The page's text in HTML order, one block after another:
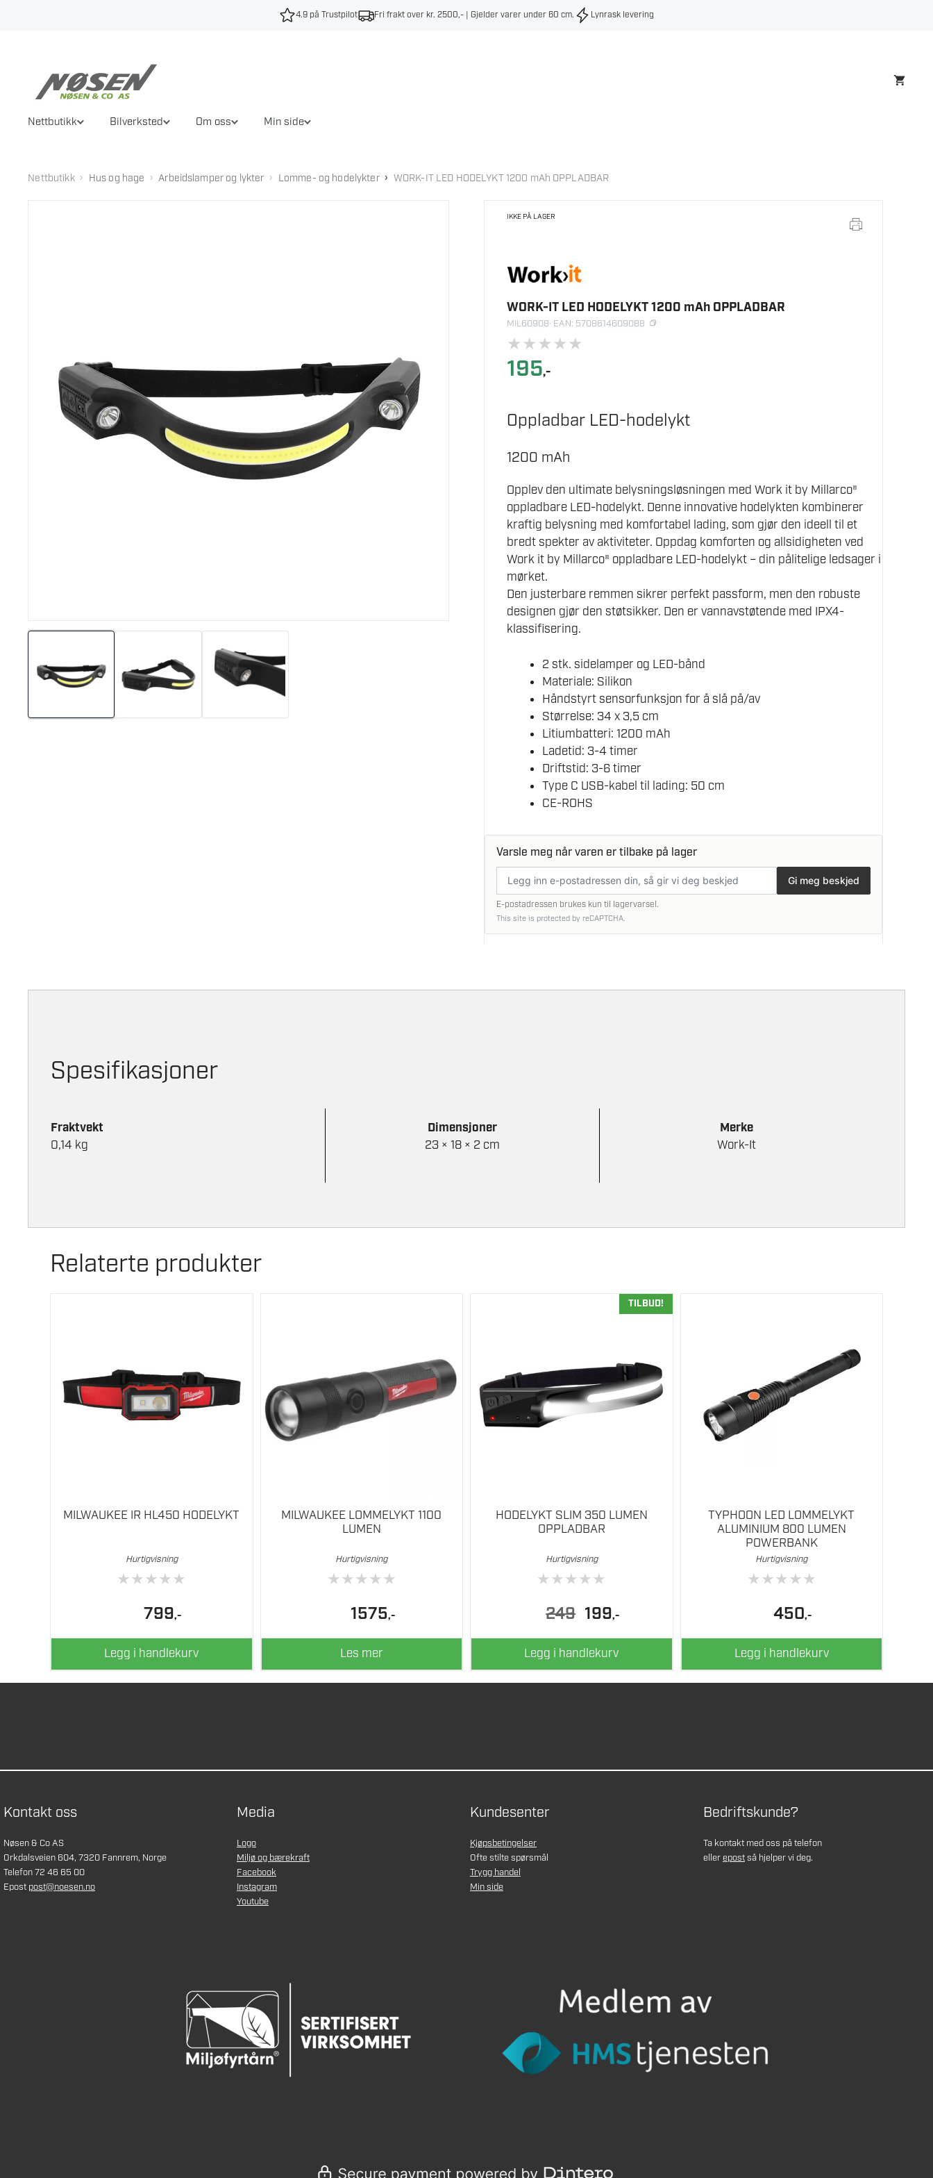
4.9 på Trustpilot Fri frakt over kr. 2500,- | Gjelder varer under 60 cm. Lynrask levering
Nettbutikk Bilverksted Om oss Min side
Nettbutikk › Hus og hage › Arbeidslamper og lykter › Lomme- og hodelykter › WORK-IT LED HODELYKT 1200 mAh OPPLADBAR
IKKE PÅ LAGER
WORK-IT LED HODELYKT 1200 mAh OPPLADBAR
MIL60908· EAN: 5708614609088
★★★★★
195,-
Oppladbar LED-hodelykt
1200 mAh
Opplev den ultimate belysningsløsningen med Work it by Millarco®
oppladbare LED-hodelykt. Denne innovative hodelykten kombinerer
kraftig belysning med komfortabel lading, som gjør den ideell til et
bredt spekter av aktiviteter. Oppdag komforten og allsidigheten ved
Work it by Millarco® oppladbare LED-hodelykt – din pålitelige ledsager i
mørket.
Den justerbare remmen sikrer perfekt passform, men den robuste
designen gjør den støtsikker. Den er vannavstøtende med IPX4-
klassifisering.
2 stk. sidelamper og LED-bånd
Materiale: Silikon
Håndstyrt sensorfunksjon for å slå på/av
Størrelse: 34 x 3,5 cm
Litiumbatteri: 1200 mAh
Ladetid: 3-4 timer
Driftstid: 3-6 timer
Type C USB-kabel til lading: 50 cm
CE-ROHS
Varsle meg når varen er tilbake på lager
postadresse
Gi meg beskjed
E-postadressen brukes kun til lagervarsel.
This site is protected by reCAPTCHA.
Spesifikasjoner
Fraktvekt
0,14 kg
Dimensjoner
23 × 18 × 2 cm
Merke
Work-It
Relaterte produkter
MILWAUKEE IR HL450 HODELYKT
Hurtigvisning
★★★★★
799,-
Legg i handlekurv
MILWAUKEE LOMMELYKT 1100
LUMEN
Hurtigvisning
★★★★★
1575,-
Les mer
TILBUD!
HODELYKT SLIM 350 LUMEN
OPPLADBAR
Hurtigvisning
★★★★★
249
Opprinnelig
pris
var:
249.
199pris
er:
199.
,-
Legg i handlekurv
TYPHOON LED LOMMELYKT
ALUMINIUM 800 LUMEN
POWERBANK
Hurtigvisning
★★★★★
450,-
Legg i handlekurv
Kontakt oss
Nøsen & Co AS
Orkdalsveien 604, 7320 Fannrem, Norge
Telefon 72 46 65 00
Epost post@noesen.no
Media
Logo
Miljø og bærekraft
Facebook
Instagram
Youtube
Kundesenter
Kjøpsbetingelser
Ofte stilte spørsmål
Trygg handel
Min side
Bedriftskunde?
Ta kontakt med oss på telefon
ellerepostså hjelper vi deg.